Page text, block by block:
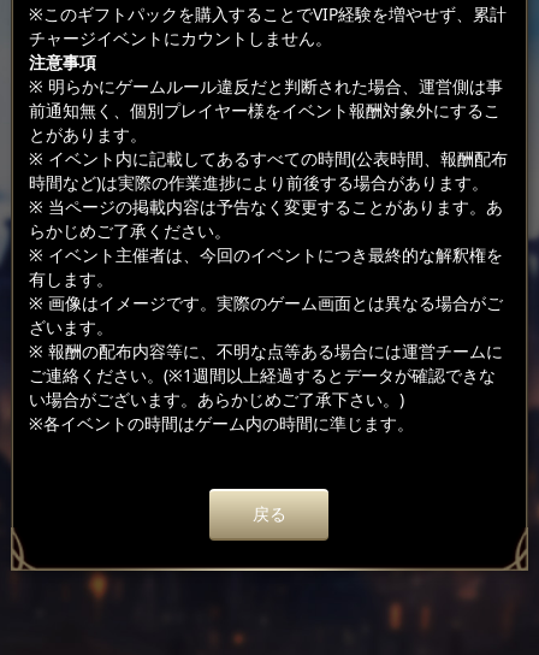
※このギフトパックを購入することでVIP経験を増やせず、累計
チャージイベントにカウントしません。
注意事項
※ 明らかにゲームルール違反だと判断された場合、運営側は事
前通知無く、個別プレイヤー様をイベント報酬対象外にするこ
とがあります。
※ イベント内に記載してあるすべての時間(公表時間、報酬配布
時間など)は実際の作業進捗により前後する場合があります。
※ 当ページの掲載内容は予告なく変更することがあります。あ
らかじめご了承ください。
※ イベント主催者は、今回のイベントにつき最終的な解釈権を
有します。
※ 画像はイメージです。実際のゲーム画面とは異なる場合がご
ざいます。
※ 報酬の配布内容等に、不明な点等ある場合には運営チームに
ご連絡ください。(※1週間以上経過するとデータが確認できな
い場合がございます。あらかじめご了承下さい。)
※各イベントの時間はゲーム内の時間に準じます。
戻る